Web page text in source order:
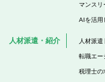
マンスリ
AIを活用
人材派遣・紹介 人材派遣
転職エー
税理士の